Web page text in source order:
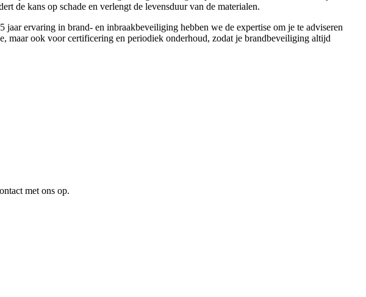
de kans op schade en verlengt de levensduur van de materialen.
ervaring in brand- en inbraakbeveiliging hebben we de expertise om je te adviseren
maar ook voor certificering en periodiek onderhoud, zodat je brandbeveiliging altijd
met ons op.